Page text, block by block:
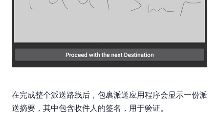
在完成整个派送路线后，包裹派送应用程序会显示一份派
送摘要，其中包含收件人的签名，用于验证。